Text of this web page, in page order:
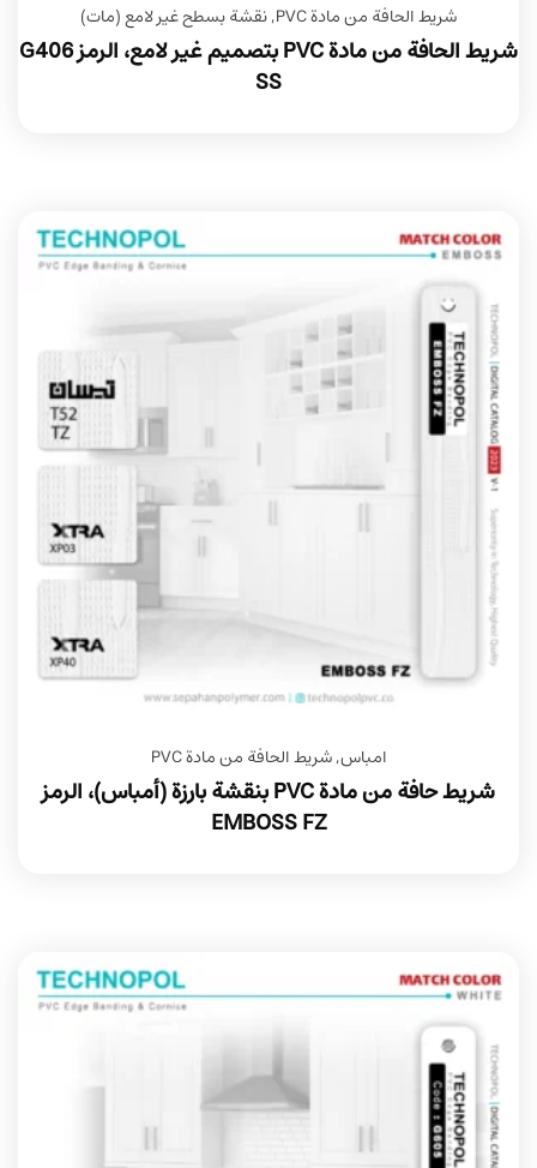
شريط الحافة من مادة PVC ,نقشة بسطح غير لامع (مات)
شريط الحافة من مادة PVC بتصميم غير لامع، الرمز G406
SS
امباس,شريط الحافة من مادة PVC
شريط حافة من مادة PVC بنقشة بارزة (أمباس)، الرمز
EMBOSS FZ